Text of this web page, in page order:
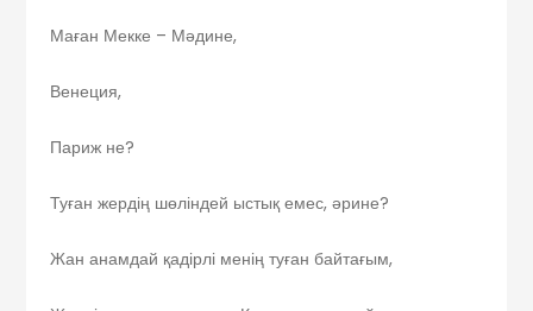
Маған Мекке – Мәдине,
Венеция,
Париж не?
Туған жердің шөліндей ыстық емес, әрине?
Жан анамдай қадірлі менің туған байтағым,